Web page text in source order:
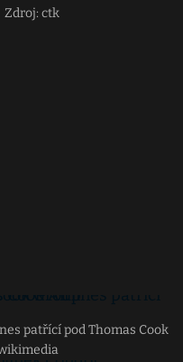
Zdroj: ctk
patřící pod Thomas Cook